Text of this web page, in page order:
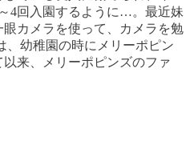
4回入園するように…。最近妹
カメラを使って、カメラを勉
、幼稚園の時にメリーポピン
来、メリーポピンズのファ